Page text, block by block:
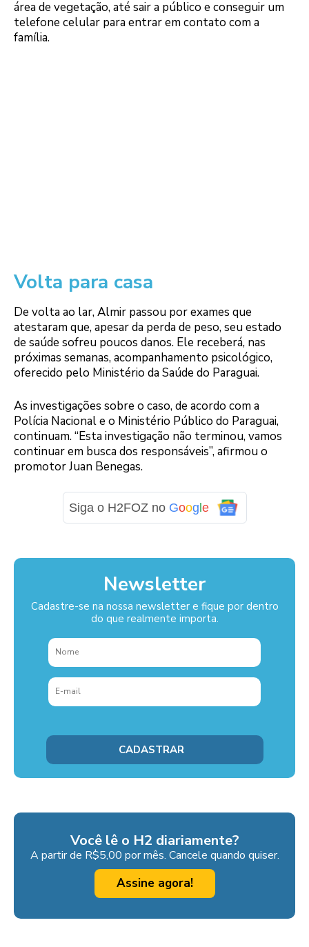
área de vegetação, até sair a público e conseguir um
telefone celular para entrar em contato com a
família.
Volta para casa
De volta ao lar, Almir passou por exames que
atestaram que, apesar da perda de peso, seu estado
de saúde sofreu poucos danos. Ele receberá, nas
próximas semanas, acompanhamento psicológico,
oferecido pelo Ministério da Saúde do Paraguai.
As investigações sobre o caso, de acordo com a
Polícia Nacional e o Ministério Público do Paraguai,
continuam. “Esta investigação não terminou, vamos
continuar em busca dos responsáveis”, afirmou o
promotor Juan Benegas.
Siga o H2FOZ no Goog e
Newsletter
Cadastre-se na nossa newsletter e fique por dentro
do que realmente importa.
Você lê o H2 diariamente?
A partir de R$5,00 por mês. Cancele quando quiser.
Assine agora!